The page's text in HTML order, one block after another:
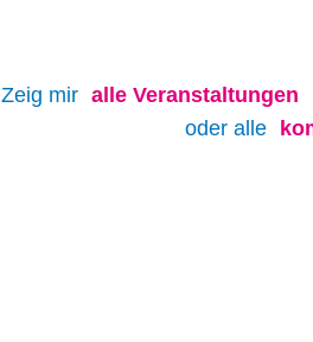
Zeig mir alle Veranstaltungen
oder alle